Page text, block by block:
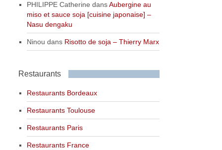
PHILIPPE Catherine dansAubergine au
miso et sauce soja [cuisine japonaise] –
Nasu dengaku
Ninou dans Risotto de soja – Thierry Marx
Restaurants
Restaurants Bordeaux
Restaurants Toulouse
Restaurants Paris
Restaurants France